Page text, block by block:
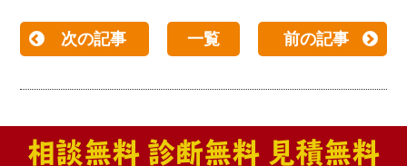
次の記事 一覧 前の記事
相談無料 診断無料 見積無料